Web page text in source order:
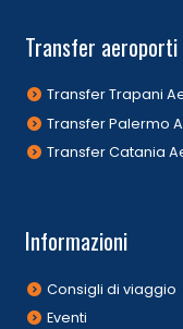
Transfer aeroporti
Transfer Trapani
Transfer Palermo
Transfer Catania
Informazioni
Consigli di viaggio
Eventi